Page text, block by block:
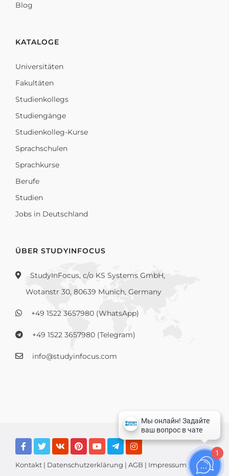
Blog
KATALOGE
Universitäten
Fakultäten
Studienkollegs
Studiengänge
Studienkolleg-Kurse
Sprachschulen
Sprachkurse
Berufe
Studien
Jobs in Deutschland
ÜBER STUDYINFOCUS
StudyInFocus, c/o KS Systems GmbH,
Wotanstr 30, 80639 Munich, Germany
+49 1522 3657980 (WhatsApp)
+49 1522 3657980 (Telegram)
info@studyinfocus.com
Kontakt | Datenschutzerklärung | AGB | Impressum
1